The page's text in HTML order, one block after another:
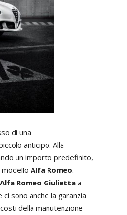
di una
anticipo. Alla
un importo predefinito,
Alfa Romeo.
Alfa Romeo Giulietta a
sono anche la garanzia
della manutenzione